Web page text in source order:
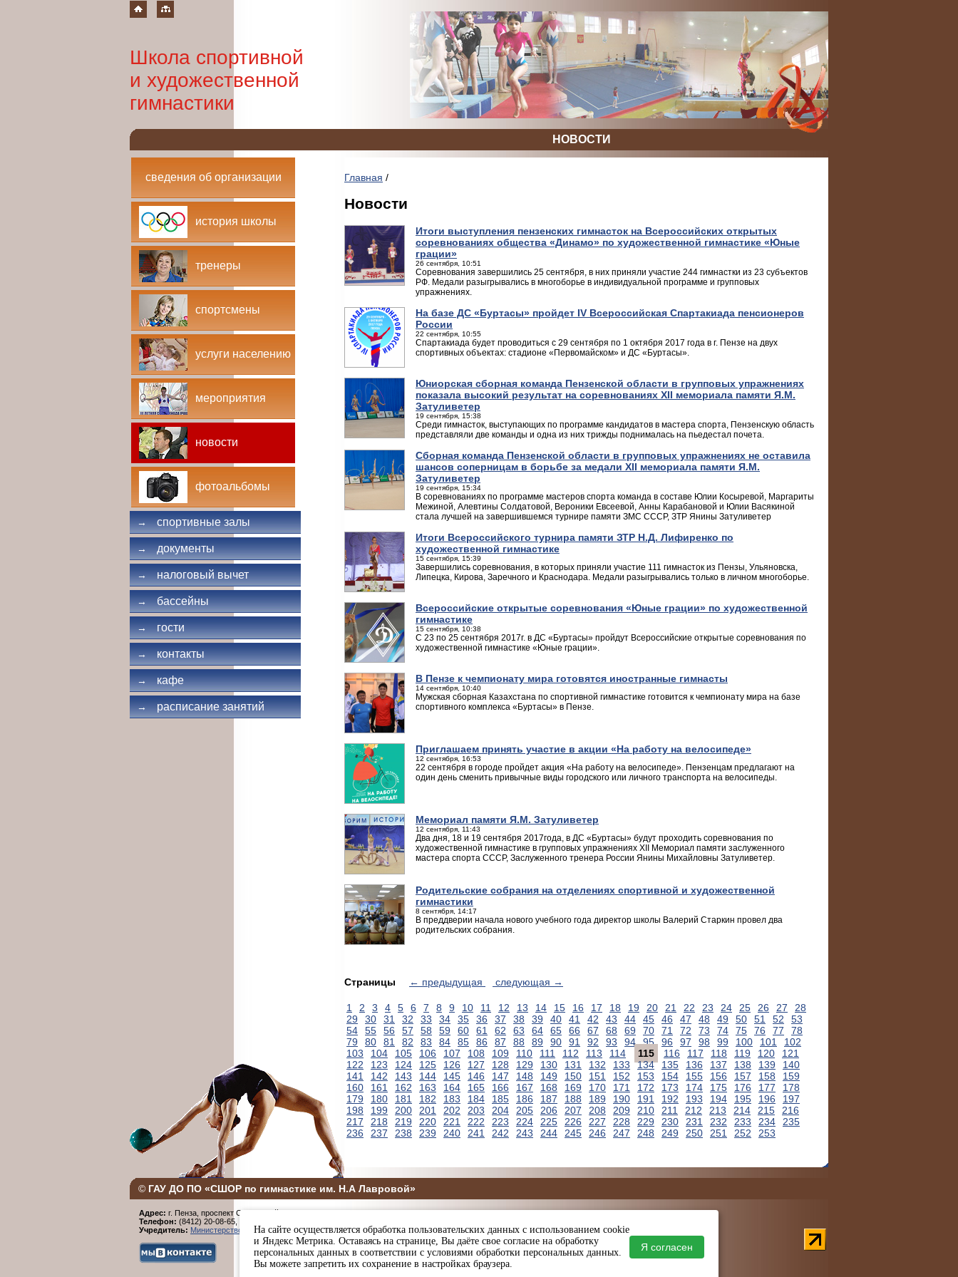
Школа спортивной
и художественной
гимнастики
НОВОСТИ
сведения об организации
история школы
тренеры
спортсмены
услуги населению
мероприятия
новости
фотоальбомы
→ спортивные залы
→ документы
→ налоговый вычет
→ бассейны
→ гости
→ контакты
→ кафе
→ расписание занятий
Главная /
Новости
Итоги выступления пензенских гимнасток на Всероссийских открытых
соревнованиях общества «Динамо» по художественной гимнастике «Юные
грации»
26 сентября, 10:51
Соревнования завершились 25 сентября, в них приняли участие 244 гимнастки из 23 субъектов
РФ. Медали разыгрывались в многоборье в индивидуальной программе и групповых
упражнениях.
На базе ДС «Буртасы» пройдет IV Всероссийская Спартакиада пенсионеров
России
22 сентября, 10:55
Спартакиада будет проводиться с 29 сентября по 1 октября 2017 года в г. Пензе на двух
спортивных объектах: стадионе «Первомайском» и ДС «Буртасы».
Юниорская сборная команда Пензенской области в групповых упражнениях
показала высокий результат на соревнованиях XII мемориала памяти Я.М.
Затуливетер
19 сентября, 15:38
Среди гимнасток, выступающих по программе кандидатов в мастера спорта, Пензенскую область
представляли две команды и одна из них трижды поднималась на пьедестал почета.
Сборная команда Пензенской области в групповых упражнениях не оставила
шансов соперницам в борьбе за медали XII мемориала памяти Я.М.
Затуливетер
19 сентября, 15:34
В соревнованиях по программе мастеров спорта команда в составе Юлии Косыревой, Маргариты
Межиной, Алевтины Солдатовой, Вероники Евсеевой, Анны Карабановой и Юлии Васякиной
стала лучшей на завершившемся турнире памяти ЗМС СССР, ЗТР Янины Затуливетер
Итоги Всероссийского турнира памяти ЗТР Н.Д. Лифиренко по
художественной гимнастике
15 сентября, 15:39
Завершились соревнования, в которых приняли участие 111 гимнасток из Пензы, Ульяновска,
Липецка, Кирова, Заречного и Краснодара. Медали разыгрывались только в личном многоборье.
Всероссийские открытые соревнования «Юные грации» по художественной
гимнастике
15 сентября, 10:38
С 23 по 25 сентября 2017г. в ДС «Буртасы» пройдут Всероссийские открытые соревнования по
художественной гимнастике «Юные грации».
В Пензе к чемпионату мира готовятся иностранные гимнасты
14 сентября, 10:40
Мужская сборная Казахстана по спортивной гимнастике готовится к чемпионату мира на базе
спортивного комплекса «Буртасы» в Пензе.
Приглашаем принять участие в акции «На работу на велосипеде»
12 сентября, 16:53
22 сентября в городе пройдет акция «На работу на велосипеде». Пензенцам предлагают на
один день сменить привычные виды городского или личного транспорта на велосипеды.
Мемориал памяти Я.М. Затуливетер
12 сентября, 11:43
Два дня, 18 и 19 сентября 2017года, в ДС «Буртасы» будут проходить соревнования по
художественной гимнастике в групповых упражнениях XII Мемориал памяти заслуженного
мастера спорта СССР, Заслуженного тренера России Янины Михайловны Затуливетер.
Родительские собрания на отделениях спортивной и художественной
гимнастики
8 сентября, 14:17
В преддверии начала нового учебного года директор школы Валерий Старкин провел два
родительских собрания.
Страницы ← предыдущая следующая →
1 2 3 4 5 6 7 8 9 10 11 12 13 14 15 16 17 18 19 20 21 22 23 24 25 26 27
28
29
30 31 32 33 34 35 36 37 38 39 40 41 42 43 44 45 46 47 48 49 50 51 52
53
54
55 56 57 58 59 60 61 62 63 64 65 66 67 68 69 70 71 72 73 74 75 76 77
78
79
80 81 82 83 84 85 86 87 88 89 90 91 92 93 94 95 96 97 98 99 100 101
102
103
104 105 106 107 108 109 110 111 112 113 114 115 116 117 118 119 120
121
122
123 124 125 126 127 128 129 130 131 132 133 134 135 136 137 138 139
140
141
142 143 144 145 146 147 148 149 150 151 152 153 154 155 156 157 158
159
160
161 162 163 164 165 166 167 168 169 170 171 172 173 174 175 176 177
178
179
180 181 182 183 184 185 186 187 188 189 190 191 192 193 194 195 196
197
198
199 200 201 202 203 204 205 206 207 208 209 210 211 212 213 214 215
216
217
218 219 220 221 222 223 224 225 226 227 228 229 230 231 232 233 234
235
236
237 238 239 240 241 242 243 244 245 246 247 248 249 250 251 252 253
© ГАУ ДО ПО «СШОР по гимнастике им. Н.А Лавровой»
Адрес: г. Пенза, проспект Строителей, 96.
Телефон: (8412) 20-08-65,
Учредитель: Министерство физической культуры и спорта Пензенской области
На сайте осуществляется обработка пользовательских данных с использованием cookie
и Яндекс Метрика. Оставаясь на странице, Вы даёте свое согласие на обработку
персональных данных в соответствии с условиями обработки персональных данных.
Вы можете запретить их сохранение в настройках браузера.
Я согласен